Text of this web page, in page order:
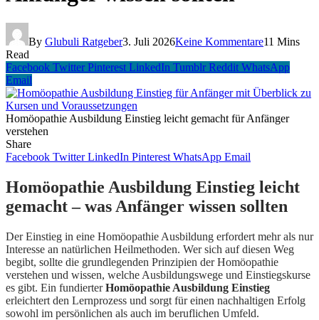
By Glubuli Ratgeber3. Juli 2026Keine Kommentare11 Mins
Read
Facebook Twitter Pinterest LinkedIn Tumblr Reddit WhatsApp
Email
Homöopathie Ausbildung Einstieg leicht gemacht für Anfänger
verstehen
Share
Facebook Twitter LinkedIn Pinterest WhatsApp Email
Homöopathie Ausbildung Einstieg leicht
gemacht – was Anfänger wissen sollten
Der Einstieg in eine Homöopathie Ausbildung erfordert mehr als nur
Interesse an natürlichen Heilmethoden. Wer sich auf diesen Weg
begibt, sollte die grundlegenden Prinzipien der Homöopathie
verstehen und wissen, welche Ausbildungswege und Einstiegskurse
es gibt. Ein fundierterHomöopathie Ausbildung Einstieg
erleichtert den Lernprozess und sorgt für einen nachhaltigen Erfolg
sowohl im persönlichen als auch im beruflichen Umfeld.